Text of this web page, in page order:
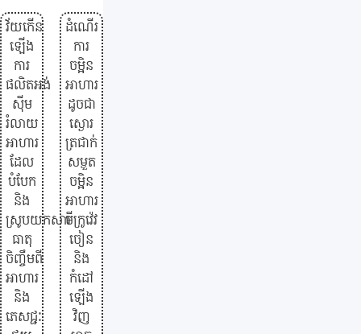
វ័យកើន
ឡើង
ការ
ផលិតអង់
ស៊ីម
រំលាយ
អាហារ
ដែល
បំបែក
និង
ស្រូបយកសារ
ធាតុ
ចិញ្ចឹមពី
អាហារ
និង
ភេសជ្ជៈ
ដំណើរ
ការ
ចម្អិន
អាហារ
ដូចជា
ស្ងោរ
ត្រជាក់
សម្ងួត
ចម្អិន
អាហារ
មីក្រូវ៉េវ
ចៀន
និង
កំដៅ
ឡើង
វិញ